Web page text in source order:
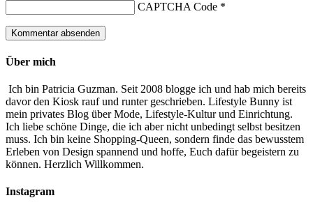
CAPTCHA Code *
Über mich
Ich bin Patricia Guzman. Seit 2008 blogge ich und hab mich bereits
davor den Kiosk rauf und runter geschrieben. Lifestyle Bunny ist
mein privates Blog über Mode, Lifestyle-Kultur und Einrichtung.
Ich liebe schöne Dinge, die ich aber nicht unbedingt selbst besitzen
muss. Ich bin keine Shopping-Queen, sondern finde das bewusstem
Erleben von Design spannend und hoffe, Euch dafür begeistern zu
können. Herzlich Willkommen.
Instagram